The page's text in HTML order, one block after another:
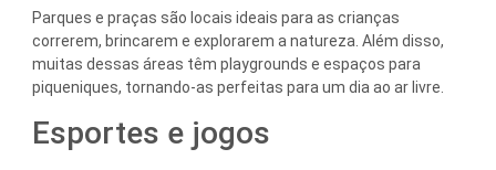
Parques e praças são locais ideais para as crianças
correrem, brincarem e explorarem a natureza. Além disso,
muitas dessas áreas têm playgrounds e espaços para
piqueniques, tornando-as perfeitas para um dia ao ar livre.
Esportes e jogos